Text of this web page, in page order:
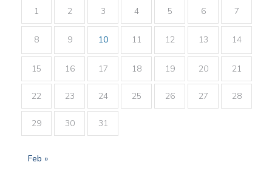
1
2 3 4 5 6 7
8 9 10 11 12 13 14
15 16 17 18 19 20 21
22 23 24 25 26 27 28
29 30 31
Feb »